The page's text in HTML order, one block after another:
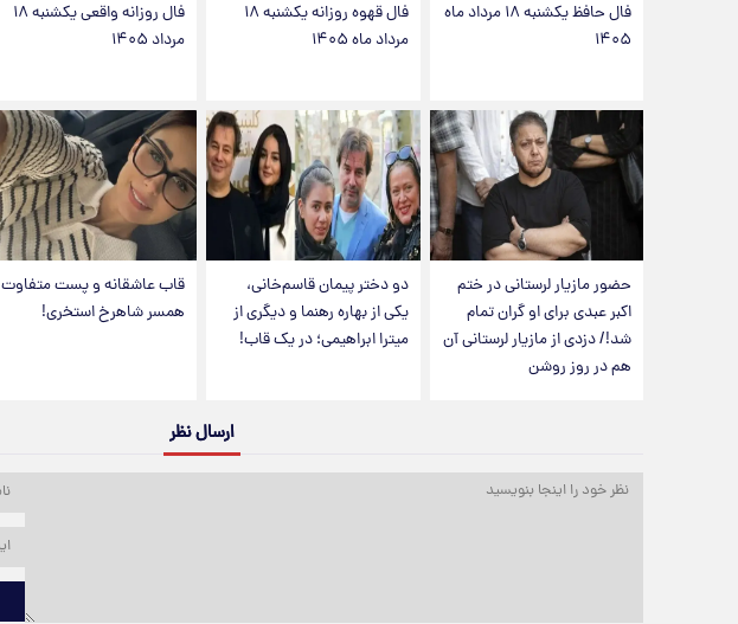
فال حافظ یکشنبه ۱۸ مرداد ماه
۱۴۰۵
فال قهوه روزانه یکشنبه ۱۸
مرداد ماه ۱۴۰۵
فال روزانه واقعی یکشنبه ۱۸
مرداد ۱۴۰۵
حضور مازیار لرستانی در ختم
اکبر عبدی برای او گران تمام
شد!/ دزدی از مازیار لرستانی آن
هم در روز روشن
دو دختر پیمان قاسم‌خانی،
یکی از بهاره رهنما و دیگری از
میترا ابراهیمی؛ در یک قاب!
قاب عاشقانه و پست متفاوت
همسر شاهرخ استخری!
ارسال نظر